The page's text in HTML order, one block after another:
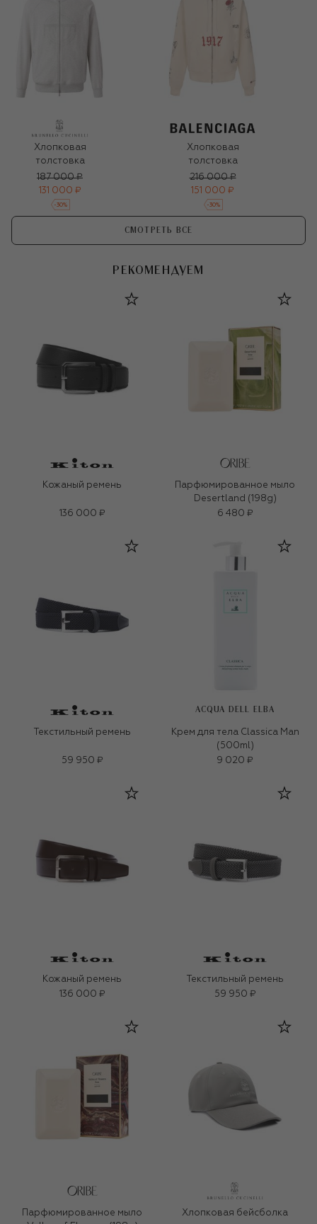
Хлопковая
толстовка
187 000 ₽
131 000 ₽
-30%
Хлопковая
толстовка
216 000 ₽
151 000 ₽
-30%
СМОТРЕТЬ ВСЕ
РЕКОМЕНДУЕМ
Кожаный ремень
136 000 ₽
Парфюмированное мыло
Desertland (198g)
6 480 ₽
Текстильный ремень
59 950 ₽
ACQUA DELL ELBA
Крем для тела Classica Man
(500ml)
9 020 ₽
Кожаный ремень
136 000 ₽
Текстильный ремень
59 950 ₽
Парфюмированное мыло
Хлопковая бейсболка